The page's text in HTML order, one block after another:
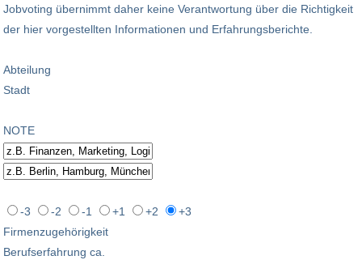
Jobvoting übernimmt daher keine Verantwortung über die Richtigkeit
der hier vorgestellten Informationen und Erfahrungsberichte.
Abteilung
Stadt
NOTE
-3 -2 -1 +1 +2
+3
Firmenzugehörigkeit
Berufserfahrung ca.